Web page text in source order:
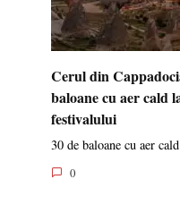
Cerul din
baloane cu aer cald
festivalului
30 de baloane cu aer
0